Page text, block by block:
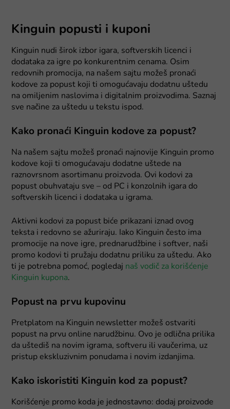
Kinguin popusti i kuponi
Kinguin nudi širok izbor igara, softverskih licenci i
dodataka za igre po konkurentnim cenama. Osim
redovnih promocija, na našem sajtu možeš pronaći
kodove za popust koji ti omogućavaju dodatnu uštedu
na omiljenim naslovima i digitalnim proizvodima. Saznaj
sve načine za uštedu u tekstu ispod.
Kako pronaći Kinguin kodove za popust?
Na našem sajtu možeš pronaći najnovije Kinguin promo
kodove koji ti omogućavaju dodatne uštede na
raznovrsnom asortimanu proizvoda. Ovi kodovi za
popust obuhvataju sve – od PC i konzolnih igara do
softverskih licenci i dodataka u igrama.
Aktivni kodovi za popust biće prikazani iznad ovog
teksta i redovno se ažuriraju. Iako Kinguin često ima
promocije na nove igre, prednarudžbine i softver, naši
promo kodovi ti pružaju dodatnu priliku za uštedu. Ako
ti je potrebna pomoć, pogledaj naš vodič za korišćenje
Kinguin kupona.
Popust na prvu kupovinu
Pretplatom na Kinguin newsletter možeš ostvariti
popust na prvu online narudžbinu. Ovo je odlična prilika
da uštediš na novim igrama, softveru ili vaučerima, uz
pristup ekskluzivnim ponudama i novim izdanjima.
Kako iskoristiti Kinguin kod za popust?
Korišćenje promo koda je jednostavno: dodaj proizvode